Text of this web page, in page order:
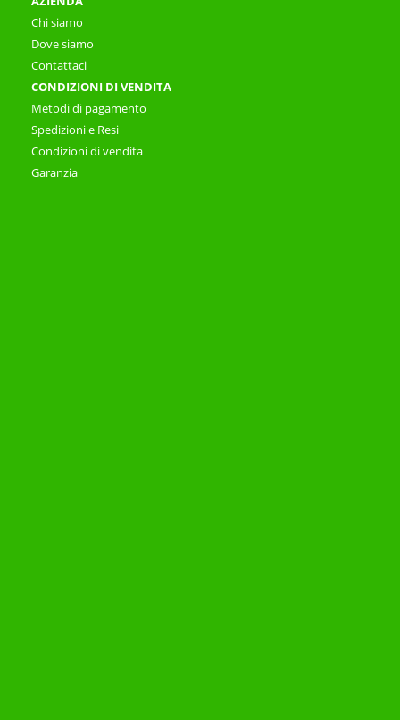
Chi siamo
Dove siamo
Contattaci
CONDIZIONI DI VENDITA
Metodi di pagamento
Spedizioni e Resi
Condizioni di vendita
Garanzia